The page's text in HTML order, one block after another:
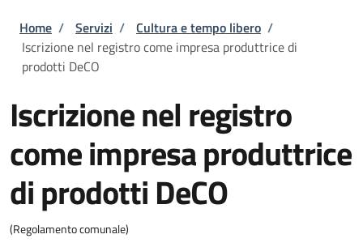
Briciole di pane
Home / Servizi / Cultura e tempo libero /
Iscrizione nel registro come impresa produttrice di
prodotti DeCO
Iscrizione nel registro
come impresa produttrice
di prodotti DeCO
(Regolamento comunale)